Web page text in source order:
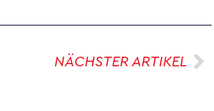
NÄCHSTER ARTIKEL